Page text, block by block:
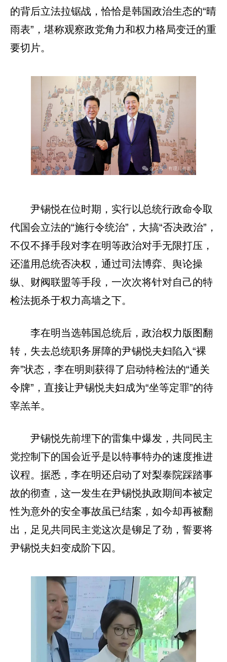
的背后立法拉锯战，恰恰是韩国政治生态的“晴
雨表”，堪称观察政党角力和权力格局变迁的重
要切片。
尹锡悦在位时期，实行以总统行政命令取
代国会立法的“施行令统治”，大搞“否决政治”，
不仅不择手段对李在明等政治对手无限打压，
还滥用总统否决权，通过司法博弈、舆论操
纵、财阀联盟等手段，一次次将针对自己的特
检法扼杀于权力高墙之下。
李在明当选韩国总统后，政治权力版图翻
转，失去总统职务屏障的尹锡悦夫妇陷入“裸
奔”状态，李在明则获得了启动特检法的“通关
令牌”，直接让尹锡悦夫妇成为“坐等定罪”的待
宰羔羊。
尹锡悦先前埋下的雷集中爆发，共同民主
党控制下的国会近乎是以特事特办的速度推进
议程。据悉，李在明还启动了对梨泰院踩踏事
故的彻查，这一发生在尹锡悦执政期间本被定
性为意外的安全事故虽已结案，如今却再被翻
出，足见共同民主党这次是铆足了劲，誓要将
尹锡悦夫妇变成阶下囚。